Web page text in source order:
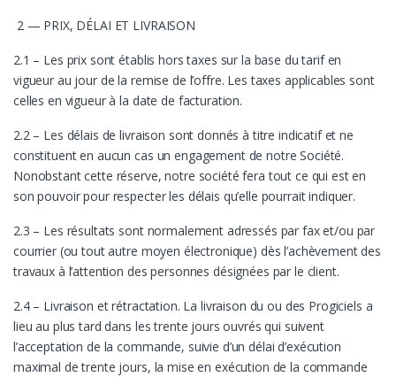
2 — PRIX, DÉLAI ET LIVRAISON
2.1 – Les prix sont établis hors taxes sur la base du tarif en
vigueur au jour de la remise de l’offre. Les taxes applicables sont
celles en vigueur à la date de facturation.
2.2 – Les délais de livraison sont donnés à titre indicatif et ne
constituent en aucun cas un engagement de notre Société.
Nonobstant cette réserve, notre société fera tout ce qui est en
son pouvoir pour respecter les délais qu’elle pourrait indiquer.
2.3 – Les résultats sont normalement adressés par fax et/ou par
courrier (ou tout autre moyen électronique) dès l’achèvement des
travaux à l’attention des personnes désignées par le client.
2.4 – Livraison et rétractation. La livraison du ou des Progiciels a
lieu au plus tard dans les trente jours ouvrés qui suivent
l’acceptation de la commande, suivie d’un délai d’exécution
maximal de trente jours, la mise en exécution de la commande